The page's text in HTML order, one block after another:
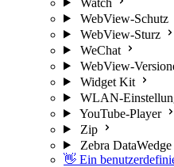
WebView-Schutz
WebView-Sturz
WeChat
WebView-
Widget Kit
WLAN-
YouTube-Player
Zip
Zebra DataWedge
👋 Ein